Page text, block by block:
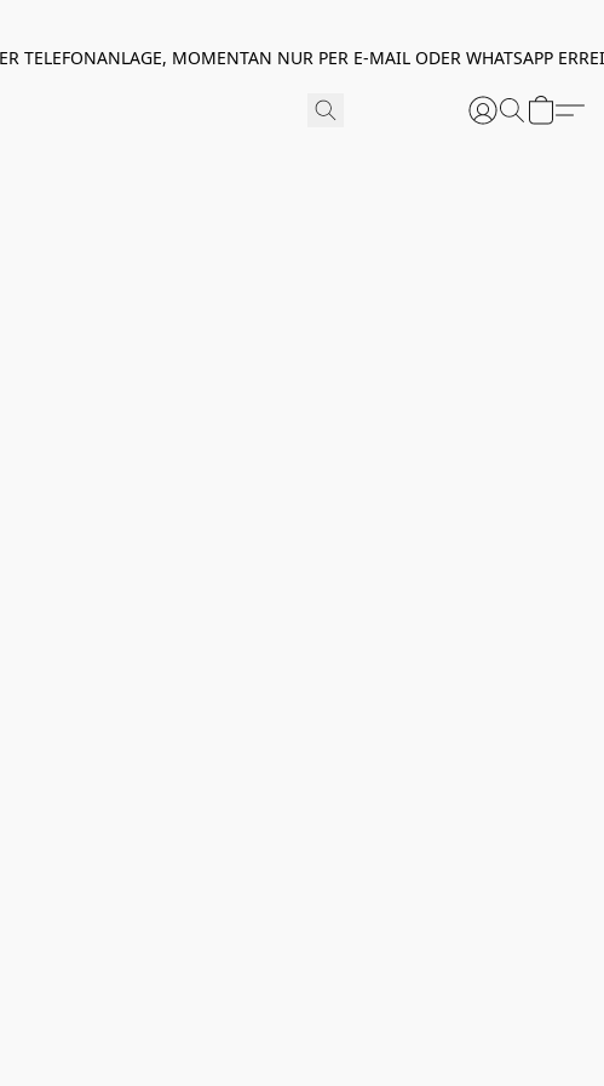
TELEFONANLAGE, MOMENTAN NUR PER E-MAIL ODER WHATSAPP